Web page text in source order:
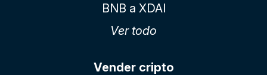
BNB a XDAI
Ver todo
Vender cripto